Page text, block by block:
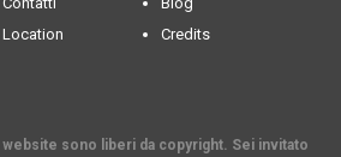
Location Credits
sono liberi da copyright. Sei invitato